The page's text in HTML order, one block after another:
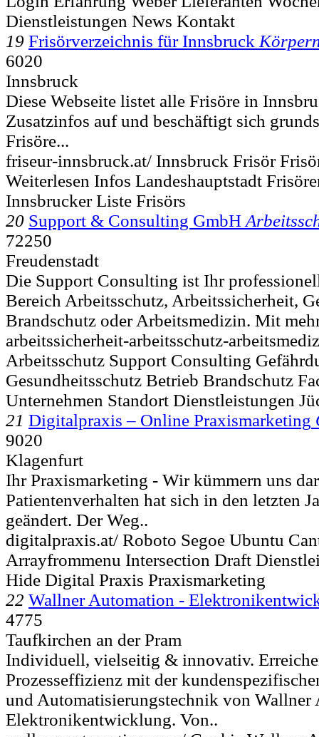
Dienstleistungen News Kontakt
19 Frisörverzeichnis für Innsbruck
6020
Innsbruck
Diese Webseite listet alle Frisöre in
Zusatzinfos auf und beschäftigt sich
Frisöre...
friseur-innsbruck.at/ Innsbruck Frisör
Weiterlesen Infos Landeshauptstadt
Innsbrucker Liste Frisörs
20 Support & Consulting GmbH
72250
Freudenstadt
Die Support Consulting ist Ihr
Bereich Arbeitsschutz, Arbeitssicherheit,
Brandschutz oder Arbeitsmedizin. Mit
arbeitssicherheit-arbeitsschutz-
Arbeitsschutz Support Consulting
Gesundheitsschutz Betrieb Brandschutz
Unternehmen Standort Dienstleistungen
21 Digitalpraxis – Online Praxismarketing
9020
Klagenfurt
Ihr Praxismarketing - Wir kümmern uns
Patientenverhalten hat sich in den letzten
geändert. Der Weg..
digitalpraxis.at/ Roboto Segoe Ubuntu
Arrayfrommenu Intersection Draft
Hide Digital Praxis Praxismarketing
22 Wallner Automation -
4775
Taufkirchen an der Pram
Individuell, vielseitig & innovativ.
Prozesseffizienz mit der
und Automatisierungstechnik von Wallner
Elektronikentwicklung. Von..